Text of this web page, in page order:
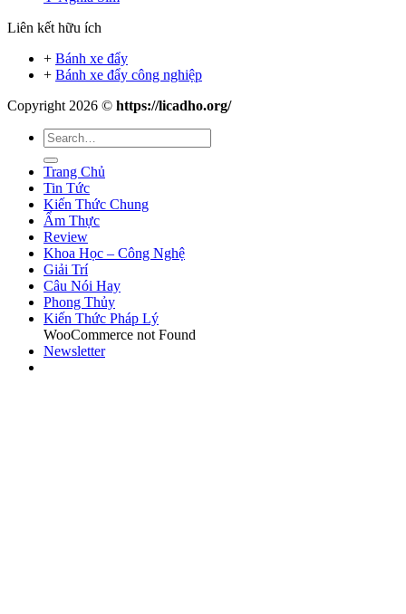
Liên kết hữu ích
+ Bánh xe đẩy
+ Bánh xe đẩy công nghiệp
Copyright 2026 © https://licadho.org/
Trang Chủ
Tin Tức
Kiến Thức Chung
Ẩm Thực
Review
Khoa Học – Công Nghệ
Giải Trí
Câu Nói Hay
Phong Thủy
Kiến Thức Pháp Lý
WooCommerce not Found
Newsletter